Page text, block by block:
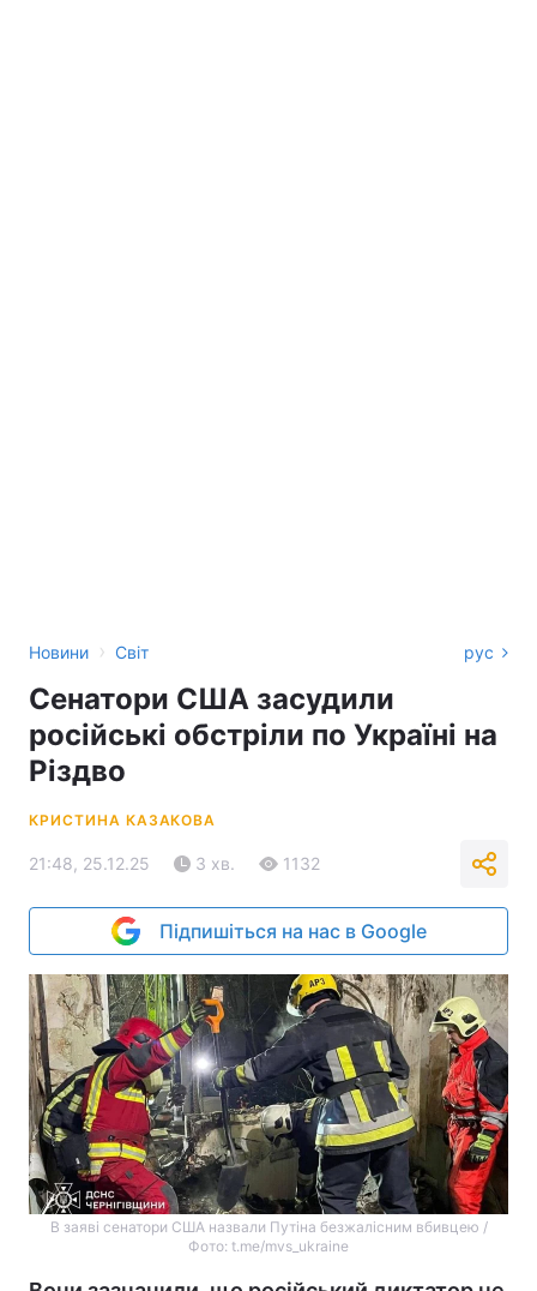
Новини › Світ рус
Сенатори США засудили
російські обстріли по Україні на
Різдво
КРИСТИНА КАЗАКОВА
21:48, 25.12.25 3 хв. 1132
Підпишіться на нас в Google
В заяві сенатори США назвали Путіна безжалісним вбивцею /
Фото: t.me/mvs_ukraine